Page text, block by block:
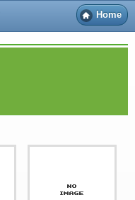
Home